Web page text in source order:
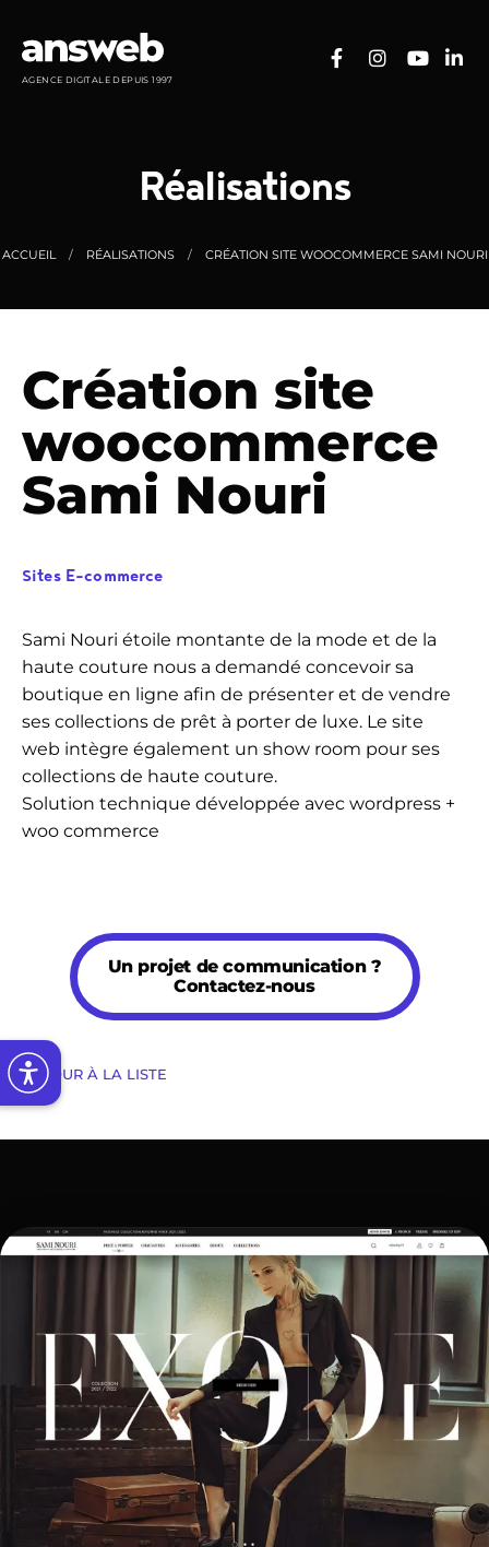
AGENCE DIGITALE DEPUIS 1997
Réalisations
ACCUEIL RÉALISATIONS CRÉATION SITE WOOCOMMERCE SAMI NOURI
Création site
woocommerce
Sami Nouri
Sites E-commerce
Sami Nouri étoile montante de la mode et de la
haute couture nous a demandé concevoir sa
boutique en ligne afin de présenter et de vendre
ses collections de prêt à porter de luxe. Le site
web intègre également un show room pour ses
collections de haute couture.
Solution technique développée avec wordpress +
woo commerce
Un projet de communication ?
Contactez-nous
RETOUR À LA LISTE